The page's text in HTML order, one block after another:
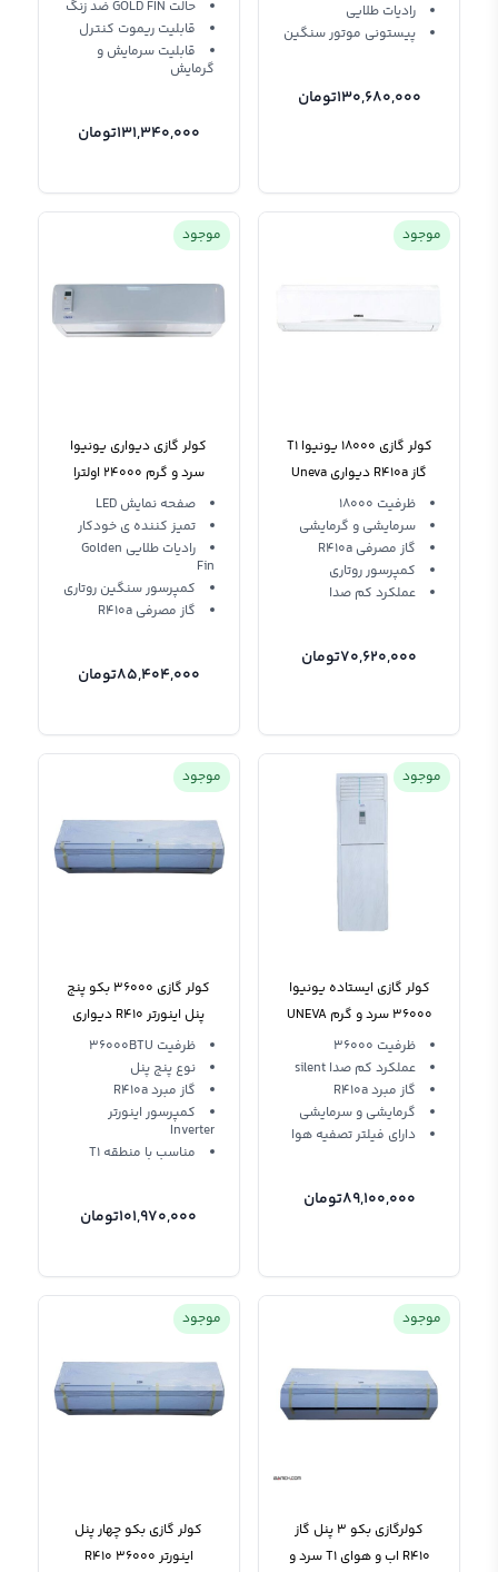
راديات طلایی
پیستونی موتور سنگین
130,680,000تومان
حالت GOLD FIN ضد زنگ
قابلیت ريموت کنترل
قابلیت سرمایش و
گرمایش
131,340,000تومان
موجود
کولر گازی 18000 یونیوا T1
گاز R410a دیواری Uneva
UN-MS18 LUX
ظرفیت 18000
سرمایشی و گرمایشی
گاز مصرفی R410a
کمپرسور روتاری
عملکرد کم صدا
70,620,000تومان
موجود
کولر گازی دیواری یونیوا
سرد و گرم 24000 اولترا
UNEVA UN-MS24 Ultra
T3
صفحه نمایش LED
تمیز كننده ی خودكار
رادیات طلایی Golden
Fin
کمپرسور سنگین روتاری
گاز مصرفی R410a
85,404,000تومان
موجود
کولر گازی ایستاده یونیوا
36000 سرد و گرم UNEVA
UN-MF36 ULTRA
ظرفیت 36000
عملکرد کم صدا silent
گاز مبرد R410a
گرمایشی و سرمایشی
دارای فیلتر تصفیه هوا
89,100,000تومان
موجود
کولر گازی 36000 بکو پنج
پنل اینورتر R410 دیواری
24001D Beko T1
ظرفیت 36000BTU
نوع پنج پنل
گاز مبرد R410a
کمپرسور اینورتر
Inverter
مناسب با منطقه T1
101,970,000تومان
موجود
کولرگازی بکو 3 پنل گاز
R410 اب و هوای T1 سرد و
موجود
کولر گازی بکو چهار پنل
اینورتر 36000 R410